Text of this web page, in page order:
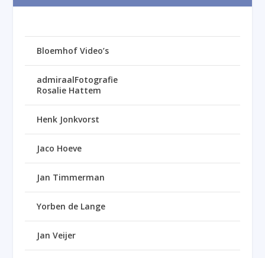
Bloemhof Video’s
admiraalFotografie
Rosalie Hattem
Henk Jonkvorst
Jaco Hoeve
Jan Timmerman
Yorben de Lange
Jan Veijer